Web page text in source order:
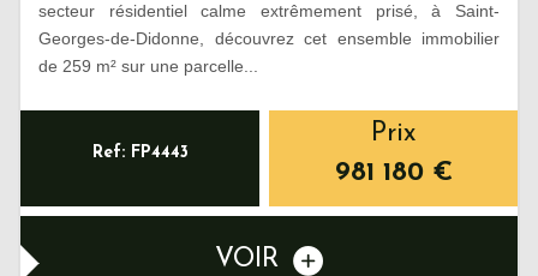
secteur résidentiel calme extrêmement prisé, à Saint-
Georges-de-Didonne, découvrez cet ensemble immobilier
de 259 m² sur une parcelle...
Ref: FP4443
Prix
981 180 €
VOIR